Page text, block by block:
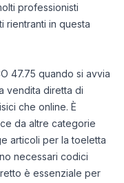
professionisti
rientranti in questa
47.75 quando si avvia
vendita diretta di
che online. È
da altre categorie
articoli per la toeletta
necessari codici
è essenziale per